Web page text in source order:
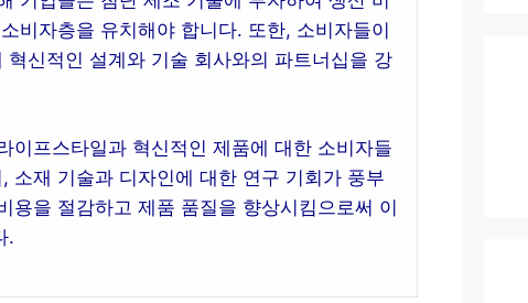
비자층을 유치해야 합니다. 또한, 소비자들이
신적인 설계와 기술 회사와의 파트너십을 강
이프스타일과 혁신적인 제품에 대한 소비자들
소재 기술과 디자인에 대한 연구 기회가 풍부
용을 절감하고 제품 품질을 향상시킴으로써 이
.